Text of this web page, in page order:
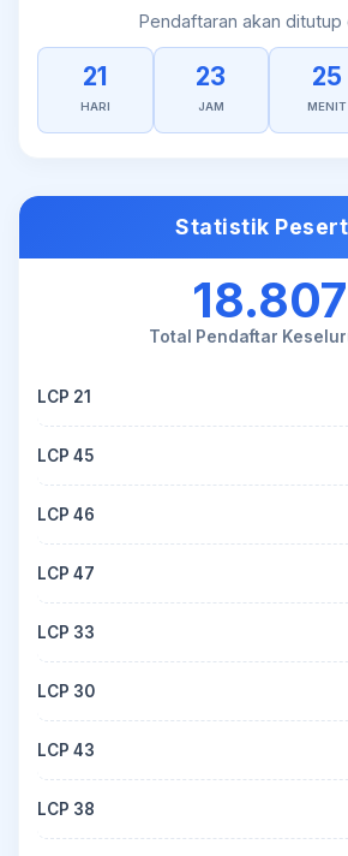
Pendaftaran akan ditutup
21
HARI
23
JAM
25
MENIT
Statistik
18.807
Total Pendaftar
LCP 21
LCP 45
LCP 46
LCP 47
LCP 33
LCP 30
LCP 43
LCP 38